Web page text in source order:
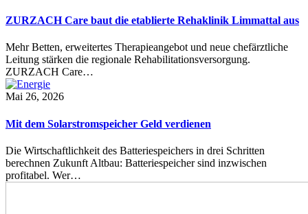
ZURZACH Care baut die etablierte Rehaklinik Limmattal aus
Mehr Betten, erweitertes Therapieangebot und neue chefärztliche
Leitung stärken die regionale Rehabilitationsversorgung.
ZURZACH Care…
Mai 26, 2026
Mit dem Solarstromspeicher Geld verdienen
Die Wirtschaftlichkeit des Batteriespeichers in drei Schritten
berechnen Zukunft Altbau: Batteriespeicher sind inzwischen
profitabel. Wer…